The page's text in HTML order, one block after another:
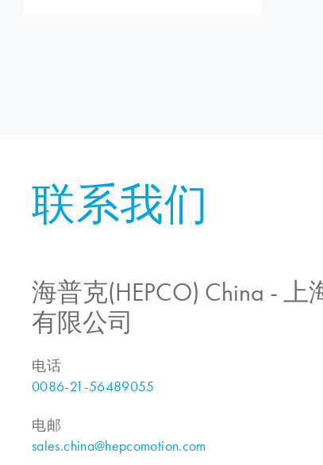
联系我们
海普克(HEPCO) China -
有限公司
电话
0086-21-56489055
电邮
sales.china@hepcomotion.com